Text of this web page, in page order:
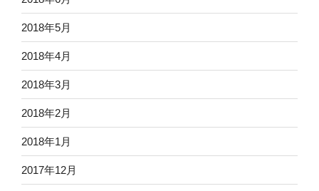
2018年5月
2018年4月
2018年3月
2018年2月
2018年1月
2017年12月